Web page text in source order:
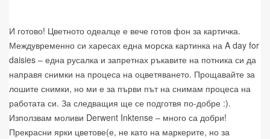
И готово! Цветното одеалце е вече готов фон за картичка.
Междувременно си харесах една морска картинка на A day for
daisies – една русалка и запретнах ръкавите на потника си да
направя снимки на процеса на оцветяването. Прощавайте за
лошите снимки, но ми е за първи път на снимам процеса на
работата си. За следващия ще се подготвя по-добре :).
Използвам моливи Derwent Inktense – много са добри!
Прекрасни ярки цветове(е, не като на маркерите, но за